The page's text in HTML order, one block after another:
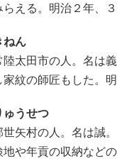
える。明治２年、３
ん
太田市の人。名は
紋の師匠もした。
うせつ
矢村の人。名は誠
や年貢の収納など